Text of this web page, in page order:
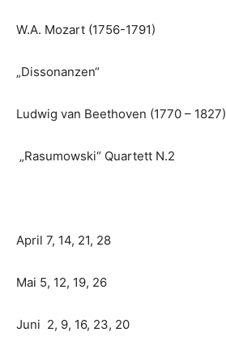
W.A. Mozart (1756-1791)
„Dissonanzen“
Ludwig van Beethoven (1770 – 1827)
„Rasumowski“ Quartett N.2
April 7, 14, 21, 28
Mai 5, 12, 19, 26
Juni 2, 9, 16, 23, 20